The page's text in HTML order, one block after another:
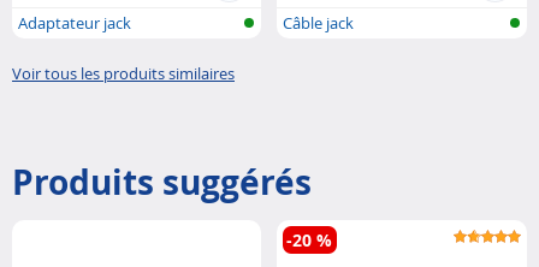
Adaptateur jack
Câble jack
Voir tous les produits similaires
Produits suggérés
-20 %